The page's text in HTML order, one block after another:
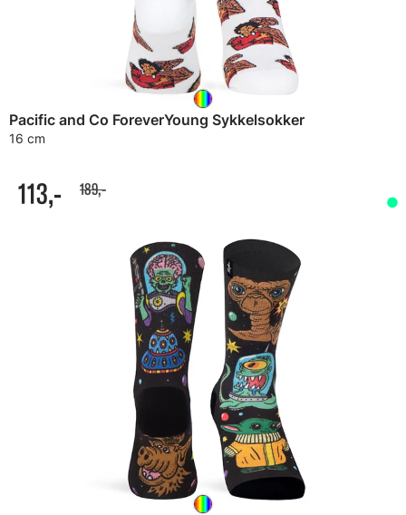
Pacific and Co ForeverYoung Sykkelsokker
16 cm
113,- 189,-